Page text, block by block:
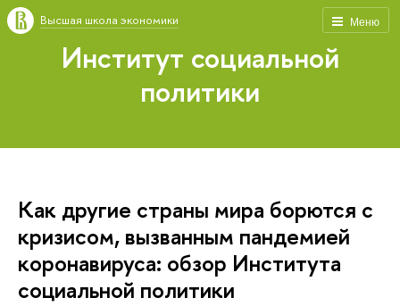
Меню
Высшая школа экономики
Институт социальной
политики
Как другие страны мира борются с
кризисом, вызванным пандемией
коронавируса: обзор Института
социальной политики